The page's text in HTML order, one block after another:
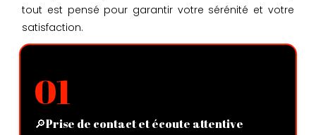
tout est pensé pour garantir votre sérénité et votre
satisfaction.
01
🔎Prise de contact et écoute attentive